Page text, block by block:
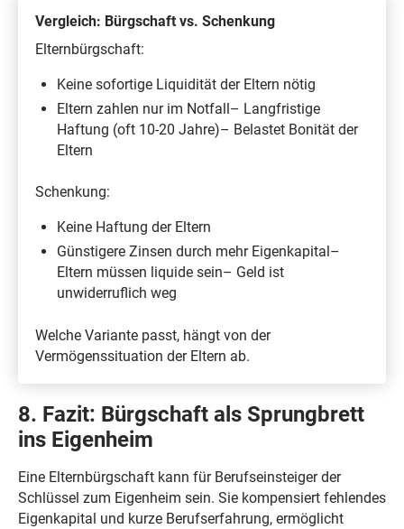
Vergleich: Bürgschaft vs. Schenkung
Elternbürgschaft:
Keine sofortige Liquidität der Eltern nötig
Eltern zahlen nur im Notfall– Langfristige
Haftung (oft 10-20 Jahre)– Belastet Bonität der
Eltern
Schenkung:
Keine Haftung der Eltern
Günstigere Zinsen durch mehr Eigenkapital–
Eltern müssen liquide sein– Geld ist
unwiderruflich weg
Welche Variante passt, hängt von der
Vermögenssituation der Eltern ab.
8. Fazit: Bürgschaft als Sprungbrett
ins Eigenheim
Eine Elternbürgschaft kann für Berufseinsteiger der
Schlüssel zum Eigenheim sein. Sie kompensiert fehlendes
Eigenkapital und kurze Berufserfahrung, ermöglicht